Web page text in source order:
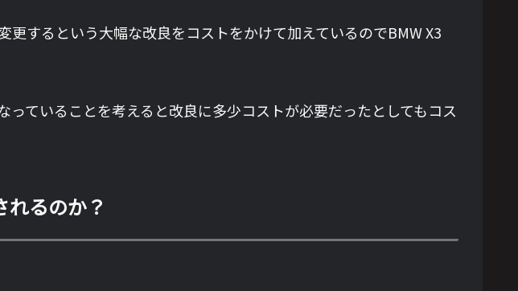
するという大幅な改良をコストをかけて加えているのでBMW X3
っていることを考えると改良に多少コストが必要だったとしてもコス
れるのか？